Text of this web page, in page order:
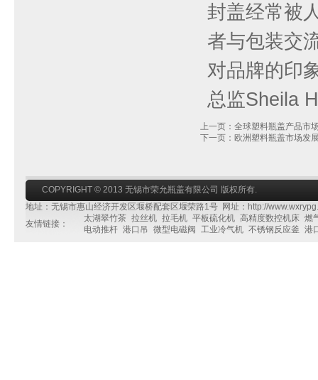
封盖经常被
者与包装交
对品牌的印
总监Sheila
上一页：全球塑料瓶盖产品市
下一页：欧洲塑料瓶盖市场发
COPYRIGHT © 2013 无锡市荣允瓶盖有限公司 版权所有.
地址：无锡市惠山经济开发区堰桥配套区堰荣路1号 网址：http://
友情链接：
太湖翠竹茶 拉丝机 拉毛机 平板硫化机 高精度数控机床 燃
电动推杆 港口吊 微型电磁阀 工业冷气机 不锈钢反应釜 港